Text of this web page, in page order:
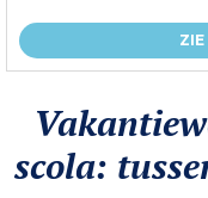
ZIE
scola: